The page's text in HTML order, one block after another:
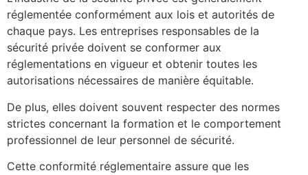
réglementée conformément aux lois et autorités de
chaque pays. Les entreprises responsables de la
sécurité privée doivent se conformer aux
réglementations en vigueur et obtenir toutes les
autorisations nécessaires de manière équitable.
De plus, elles doivent souvent respecter des normes
strictes concernant la formation et le comportement
professionnel de leur personnel de sécurité.
Cette conformité réglementaire assure que les